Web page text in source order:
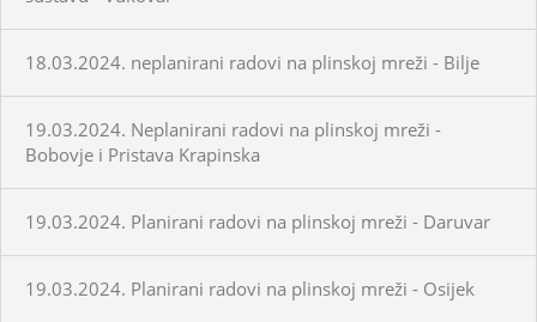
18.03.2024. neplanirani radovi na plinskoj mreži - Bilje
19.03.2024. Neplanirani radovi na plinskoj mreži -
Bobovje i Pristava Krapinska
19.03.2024. Planirani radovi na plinskoj mreži - Daruvar
19.03.2024. Planirani radovi na plinskoj mreži - Osijek